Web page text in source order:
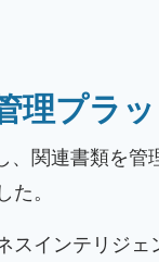
理プラ
、関連書類を
。
スインテリジェ